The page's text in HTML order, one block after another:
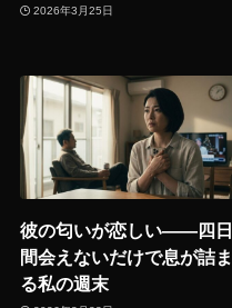
2026年3月25日
彼の匂いが恋しい――四日
間会えないだけで息が詰ま
る私の週末